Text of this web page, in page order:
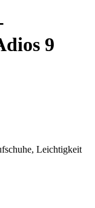
9
Leichtigkeit